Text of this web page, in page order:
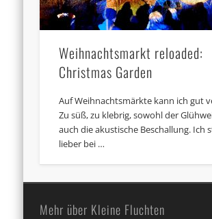
Weihnachtsmarkt reloaded:
Christmas Garden
Auf Weihnachtsmärkte kann ich gut
Zu süß, zu klebrig, sowohl der
auch die akustische Beschallung. Ich
lieber bei …
Mehr über Kleine Fluchten